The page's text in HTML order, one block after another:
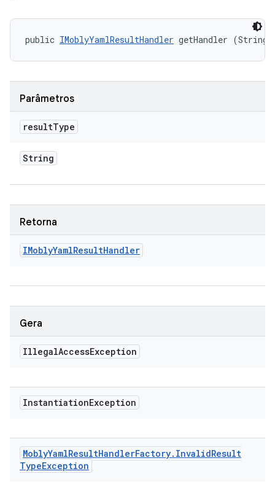
public IMoblyYamlResultHandler getHandler (String
Parâmetros
resultType
String
Retorna
IMoblyYamlResultHandler
Gera
IllegalAccessException
InstantiationException
MoblyYamlResultHandlerFactory. InvalidResult
TypeException